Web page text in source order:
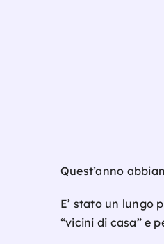
Quest’anno
E’ stato un lungo
“vicini di casa” e